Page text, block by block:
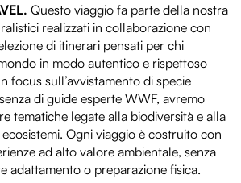
Questo viaggio fa parte della nostra
realizzati in collaborazione con
di itinerari pensati per chi
in modo autentico e rispettoso
focus sull’avvistamento di specie
di guide esperte WWF, avremo
tematiche legate alla biodiversità e alla
Ogni viaggio è costruito con
ad alto valore ambientale, senza
adattamento o preparazione fisica.